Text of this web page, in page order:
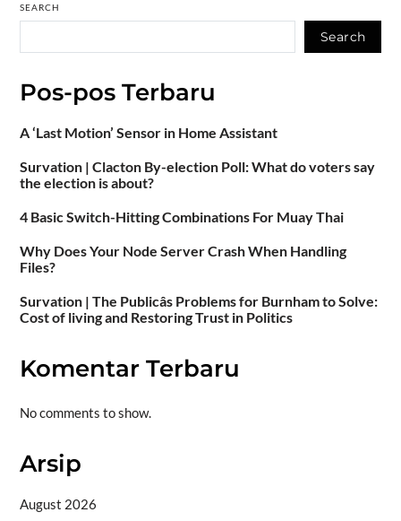
SEARCH
Search
Pos-pos Terbaru
A ‘Last Motion’ Sensor in Home Assistant
Survation | Clacton By-election Poll: What do voters say
the election is about?
4 Basic Switch-Hitting Combinations For Muay Thai
Why Does Your Node Server Crash When Handling
Files?
Survation | The Publicâs Problems for Burnham to Solve:
Cost of living and Restoring Trust in Politics
Komentar Terbaru
No comments to show.
Arsip
August 2026